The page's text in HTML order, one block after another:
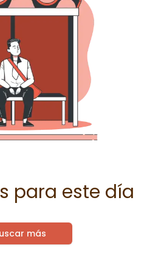
para este día
más